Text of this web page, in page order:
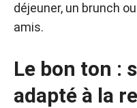
déjeuner, un brunch
amis.
Le bon ton :
adapté à la